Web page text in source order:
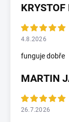
4.8.2026
funguje dobře
MARTIN
26.7.2026